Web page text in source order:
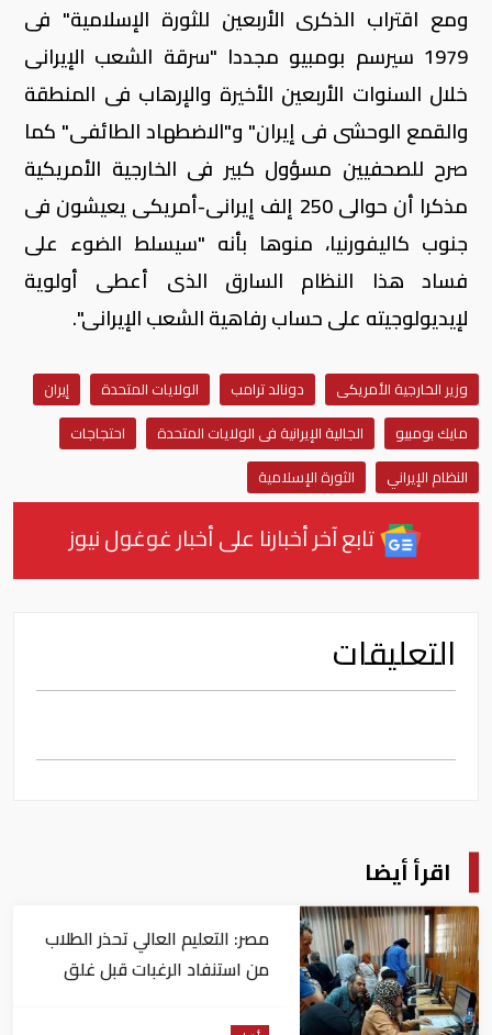
ومع اقتراب الذكرى الأربعين للثورة الإسلامية" فى
1979 سيرسم بومبيو مجددا "سرقة الشعب الإيرانى
خلال السنوات الأربعين الأخيرة والإرهاب فى المنطقة
والقمع الوحشى فى إيران" و"الاضطهاد الطائفى" كما
صرح للصحفيين مسؤول كبير فى الخارجية الأمريكية
مذكرا أن حوالى 250 إلف إيرانى-أمريكى يعيشون فى
جنوب كاليفورنيا، منوها بأنه "سيسلط الضوء على
فساد هذا النظام السارق الذى أعطى أولوية
لإيديولوجيته على حساب رفاهية الشعب الإيرانى".
وزير الخارجية الأمريكى دونالد ترامب الولايات المتحدة
إيران
مايك بومبيو
الجالية الإيرانية فى الولايات المتحدة
احتجاجات
النظام الإيراني
الثورة الإسلامية
تابع آخر أخبارنا على أخبار غوغول نيوز
التعليقات
اقرأ أيضا
مصر: التعليم العالي تحذر الطلاب
من استنفاد الرغبات قبل غلق